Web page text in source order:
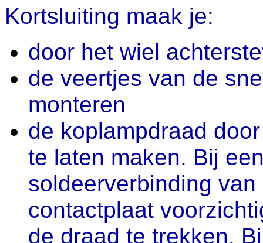
Kortsluiting maak je:
door het wiel
de veertjes van de
monteren
de koplampdraad
te laten maken. Bij
soldeerverbinding
contactplaat
de draad te trekken.